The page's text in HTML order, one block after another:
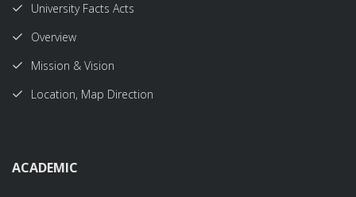
University Facts Acts
Overview
Mission & Vision
Location, Map Direction
ACADEMIC